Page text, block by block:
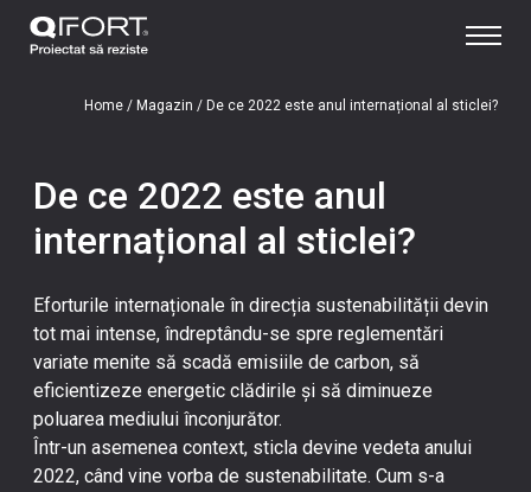
Home/ Magazin / De ce 2022 este anul internațional al sticlei?
De ce 2022 este anul
internațional al sticlei?
Eforturile internaționale în direcția sustenabilității devin
tot mai intense, îndreptându-se spre reglementări
variate menite să scadă emisiile de carbon, să
eficientizeze energetic clădirile și să diminueze
poluarea mediului înconjurător.
Într-un asemenea context, sticla devine vedeta anului
2022, când vine vorba de sustenabilitate. Cum s-a